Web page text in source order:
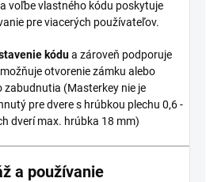
voľbe vlastného kódu poskytuje
pre viacerých používateľov.
kódua zároveň podporuje
otvorenie zámku alebo
zabudnutia (Masterkey nie je
pre dvere s hrúbkou plechu 0,6 -
dverí max. hrúbka 18 mm)
a používanie